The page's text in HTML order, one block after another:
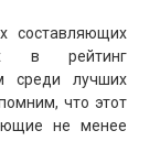
составляющих
в рейтинг
среди лучших
что этот
не менее